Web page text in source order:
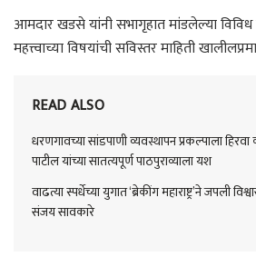
आमदार खडसे यांनी सभागृहात मांडलेल्या
महत्त्वाच्या विषयांची सविस्तर माहिती
READ ALSO
धरणगावच्या सांडपाणी व्यवस्थापन प्रकल्पाला
पाटील यांच्या सातत्यपूर्ण पाठपुराव्याला यश
वाढत्या स्पर्धेच्या युगात ‘ब्रेकींग महाराष्ट्र’ने जपली
संजय सावकारे